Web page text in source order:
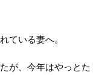
ている妻へ。
が、今年はやっと